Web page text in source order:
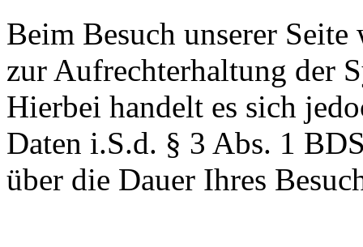
Beim Besuch unserer Seite
zur Aufrechterhaltung der
Hierbei handelt es sich
Daten i.S.d. § 3 Abs. 1
über die Dauer Ihres